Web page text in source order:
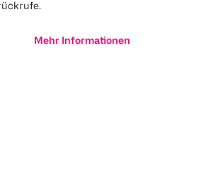
Mehr Informationen